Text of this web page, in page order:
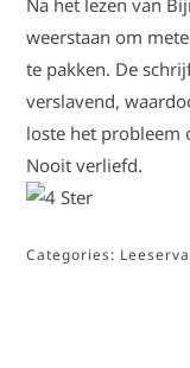
weerstaan om
te pakken. De
verslavend,
loste het probleem
Nooit verliefd.
Categories: